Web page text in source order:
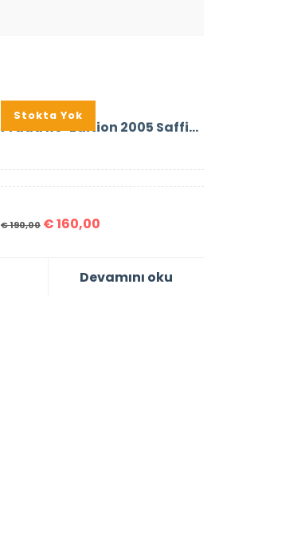
%16
Stokta Yok
Prada Re-Edition 2005 Saffiano Leather Bag
€190,00 €160,00
Devamını oku